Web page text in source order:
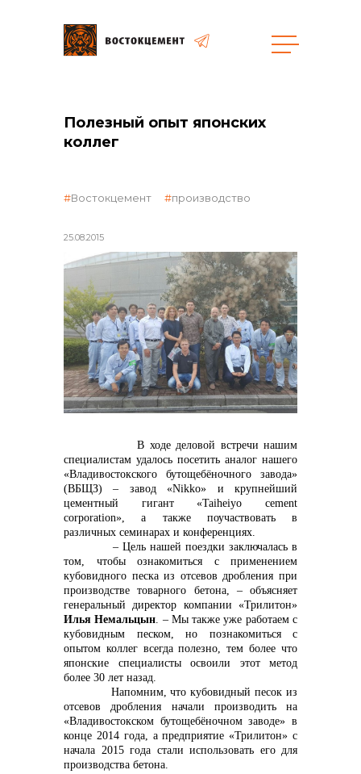
общая информация
реализация неликвидов
контакты отдела закупок
Контакты
Полезный опыт японских
коллег
25.08.2015
Востокцемент производство
В ходе деловой встречи нашим
специалистам удалось посетить аналог нашего
«Владивостокского бутощебёночного завода»
(ВБЩЗ) – завод «Nikko» и крупнейший
цементный гигант «Taiheiyo cement
corporation», а также поучаствовать в
различных семинарах и конференциях.
– Цель нашей поездки заключалась в
том, чтобы ознакомиться с применением
кубовидного песка из отсевов дробления при
производстве товарного бетона, – объясняет
генеральный директор компании «Трилитон»
Илья Немальцын. – Мы также уже работаем с
кубовидным песком, но познакомиться с
опытом коллег всегда полезно, тем более что
японские специалисты освоили этот метод
более 30 лет назад.
Напомним, что кубовидный песок из
отсевов дробления начали производить на
«Владивостокском бутощебёночном заводе» в
конце 2014 года, а предприятие «Трилитон» с
начала 2015 года стали использовать его для
производства бетона.